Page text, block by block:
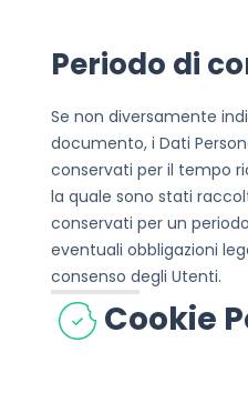
Periodo di
Se non diversamente
documento, i Dati
conservati per il tempo
la quale sono stati
conservati per un
eventuali obbligazioni
consenso degli Utenti.
Cookie